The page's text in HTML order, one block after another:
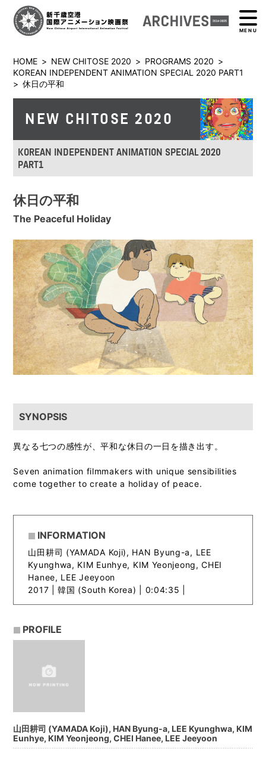
MENU
HOME > NEW CHITOSE 2020 > PROGRAMS 2020 >
KOREAN INDEPENDENT ANIMATION SPECIAL 2020 PART1
> 休日の平和
NEW CHITOSE 2020
KOREAN INDEPENDENT ANIMATION SPECIAL 2020
PART1
休日の平和
The Peaceful Holiday
SYNOPSIS
異なる七つの感性が、平和な休日の一日を描き出す。
Seven animation filmmakers with unique sensibilities
come together to create a holiday of peace.
INFORMATION
山田耕司 (YAMADA Koji), HAN Byung-a, LEE
Kyunghwa, KIM Eunhye, KIM Yeonjeong, CHEI
Hanee, LEE Jeeyoon
2017 |韓国 (South Korea) | 0:04:35 |
PROFILE
山田耕司 (YAMADA Koji), HAN Byung-a, LEE Kyunghwa, KIM
Eunhye, KIM Yeonjeong, CHEI Hanee, LEE Jeeyoon